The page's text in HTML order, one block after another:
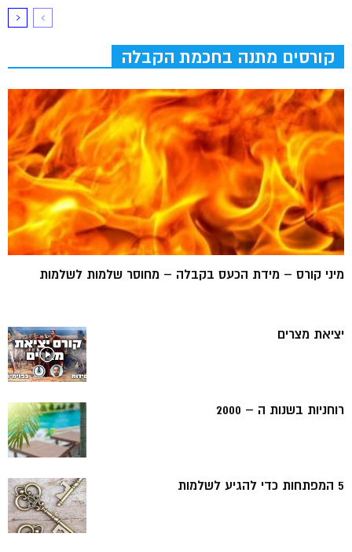
קורסים מתנה בחכמת הקבלה
מיני קורס – מידת הכעס בקבלה – מחוסר שלמות לשלמות
יציאת מצרים
רוחניות בשנות ה – 2000
5 המפתחות כדי להגיע לשלמות